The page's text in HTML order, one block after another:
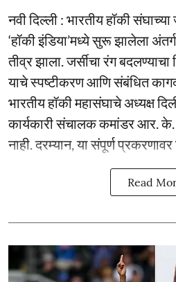
नवी दिल्ली : भारतीय हॉकी
‘हॉकी इंडिया’मध्ये सुरू झालेला
तीव्र झाला. जर्सीचा रंग
याचे स्पष्टीकरण आणि संबंधित
भारतीय हॉकी महासंघाचे अध्यक्ष
कार्यकारी संचालक कमांडर आर. के.
नाही. दरम्यान, या संपूर्ण प्रकरणावर
Read